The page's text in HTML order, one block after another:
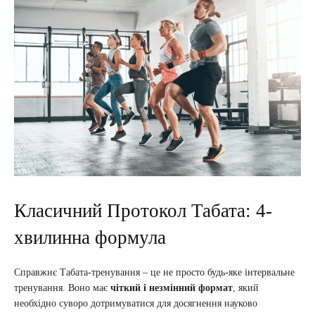
Класичний Протокол Табата: 4-
хвилинна формула
Справжнє Табата-тренування – це не просто будь-яке інтервальне
тренування. Воно має чіткий і незмінний формат, який
необхідно суворо дотримуватися для досягнення науково